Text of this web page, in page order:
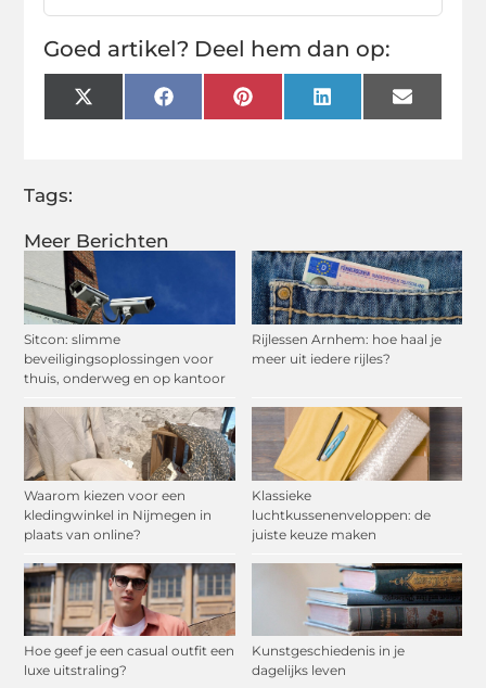
Meer Berichten
Sitcon: slimme
beveiligingsoplossingen voor
thuis, onderweg en op kantoor
Rijlessen Arnhem: hoe haal je
meer uit iedere rijles?
Waarom kiezen voor een
kledingwinkel in Nijmegen in
plaats van online?
Klassieke
luchtkussenenveloppen: de
juiste keuze maken
Hoe geef je een casual outfit een
luxe uitstraling?
Kunstgeschiedenis in je
dagelijks leven
Goed artikel? Deel hem dan op:
X
(Twitter)
FacebookPinterestLinkedInEmail
Tags: